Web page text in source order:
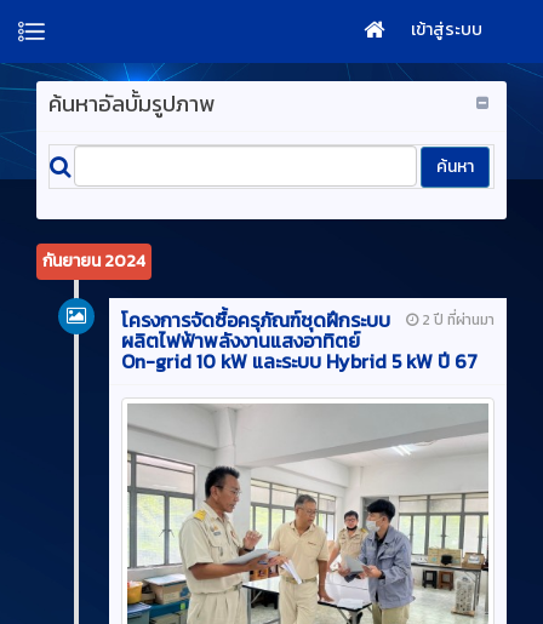
เข้าสู่ระบบ
ค้นหาอัลบั้มรูปภาพ
กันยายน 2024
2 ปี ที่ผ่านมา
โครงการจัดซื้อครุภัณฑ์ชุดฝึกระบบ
ผลิตไฟฟ้าพลังงานแสงอาทิตย์
On-grid 10 kW และระบบ Hybrid 5 kW ปี 67